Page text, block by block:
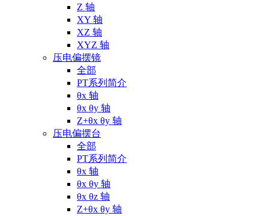
Z 轴
XY 轴
XZ 轴
XYZ 轴
压电偏摆镜
全部
PT系列简介
θx 轴
θx θy 轴
Z+θx θy 轴
压电偏摆台
全部
PT系列简介
θx 轴
θx θy 轴
θx θz 轴
Z+θx θy 轴